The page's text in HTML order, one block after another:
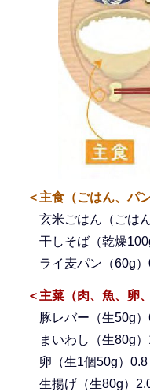
＜主食（ごはん、パ
玄米ごはん（ごは
干しそば（乾燥
ライ麦パン（60g）
＜主菜（肉、魚、卵
豚レバー（生50g）
まいわし（生80g）
卵（生1個50g）0.8
生揚げ（生80g）